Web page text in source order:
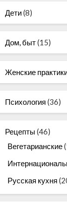
Дети(8)
Дом, быт(15)
Женские
Психология (36)
Рецепты (46)
Вегетарианские
Русская кухня